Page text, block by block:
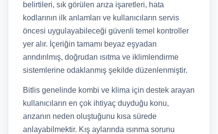
belirtileri, sık görülen arıza işaretleri, hata
kodlarının ilk anlamları ve kullanıcıların servis
öncesi uygulayabileceği güvenli temel kontroller
yer alır. İçeriğin tamamı beyaz eşyadan
arındırılmış, doğrudan ısıtma ve iklimlendirme
sistemlerine odaklanmış şekilde düzenlenmiştir.
Bitlis genelinde kombi ve klima için destek arayan
kullanıcıların en çok ihtiyaç duyduğu konu,
arızanın neden oluştuğunu kısa sürede
anlayabilmektir. Kış aylarında ısınma sorunu